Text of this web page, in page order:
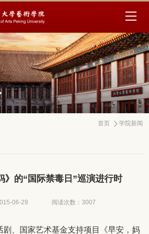
首页 学院新闻
》的“国际禁毒日”巡演进行时
06-29 阅读次数： 3007
剧、国家艺术基金支持项目《早安，妈